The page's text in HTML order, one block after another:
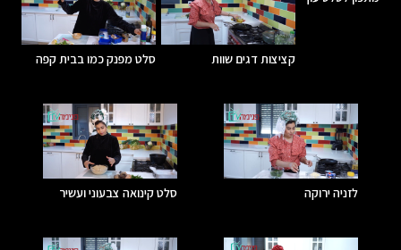
קציצות דגים שוות סלט מפנק כמו בבית קפה
לזניה ירוקה סלט קינואה צבעוני ועשיר